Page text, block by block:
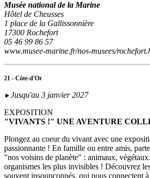
Musée national de la Marine
Hôtel de Cheusses
1 place de la Gallissonnière
17300 Rochefort
05 46 99 86 57
www.musee-marine.fr/nos-musees/
21 - Côte-d'Or
► Jusqu'au 3 janvier 2027
EXPOSITION
"VIVANTS !" UNE AVENTURE
Plongez au coeur du vivant avec une
passionnante ! En famille ou entre amis,
"nos voisins de planète" : animaux,
organismes les plus invisibles ! Découvrez
souvent insoupçonnés, qui nous connectent